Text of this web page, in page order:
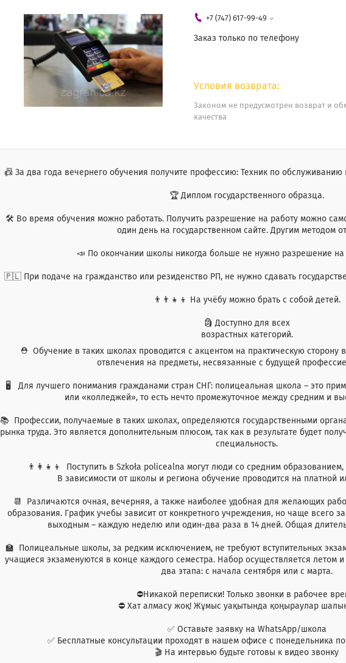
+7 (747) 617-99-49
Заказ только по телефону
Законом не предусмотрен возврат и
качества
📠 За два года вечернего обучения получите профессию: Техник по обслуживанию
🏆 Диплом государственного образца.
🛠 Во время обучения можно работать. Получить разрешение на работу можно
один день на государственном сайте. Другим методом
📣 По окончании школы никогда больше не нужно разрешение
🇵🇱 При подаче на гражданство или резиденство РП, не нужно сдавать
👨‍👨‍👧‍👦 На учёбу можно брать с собой детей.
🗿 Доступно для всех
возрастных категорий.
⛑ Обучение в таких школах проводится с акцентом на практическую сторону
отвлечения на предметы, несвязанные с будущей
🖥 Для лучшего понимания гражданами стран СНГ: полицеальная школа – это
или «колледжей», то есть нечто промежуточное между средним и
📚 Профессии, получаемые в таких школах, определяются государственными
рынка труда. Это является дополнительным плюсом, так как в результате будет
специальность.
👨‍👩‍👧‍👦 Поступить в Szkoła policealna могут люди со средним
В зависимости от школы и региона обучение проводится на платной
📆 Различаются очная, вечерняя, а также наиболее удобная для желающих
образования. График учебы зависит от конкретного учреждения, но чаще всего
выходным – каждую неделю или один-два раза в 14 дней. Общая
🏫 Полицеальные школы, за редким исключением, не требуют вступительных
учащиеся экзаменуются в конце каждого семестра. Набор осуществляется летом
два этапа: с начала сентября или с марта.
⛔️Никакой переписки! Только звонки в рабочее
⛔️ Хат алмасу жоқ! Жұмыс уақытында қоңыраулар
✅ Оставьте заявку на WhatsApp/школа
✅ Бесплатные консультации проходят в нашем офисе с понедельника по
🎬 На интервью будьте готовы к видео звонку